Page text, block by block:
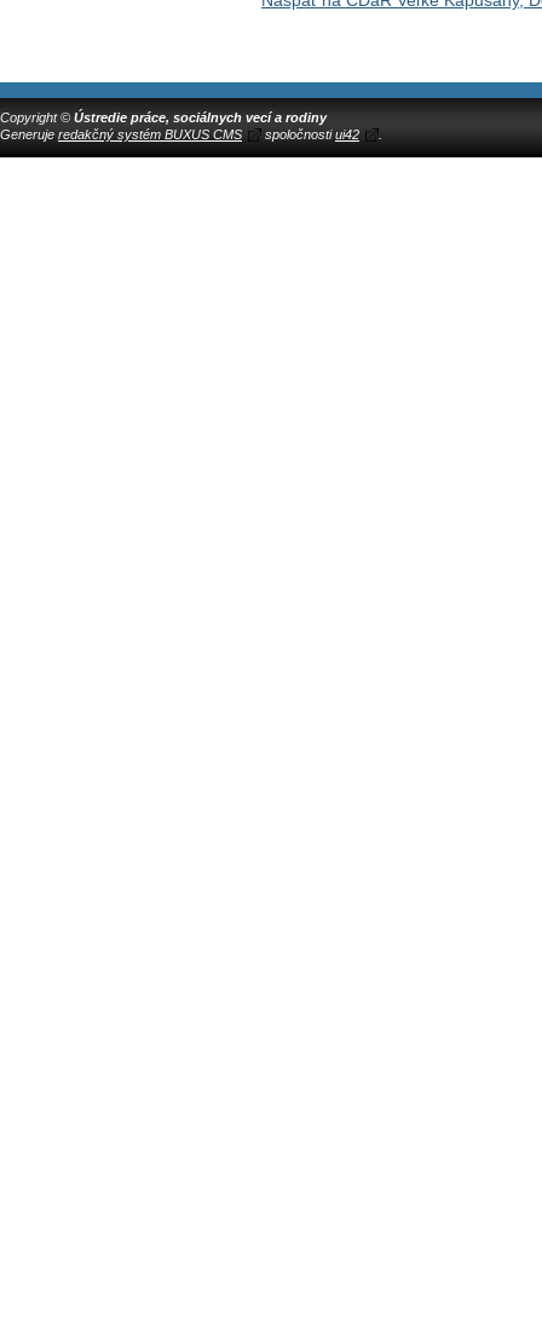
Copyright © Ústredie práce, sociálnych vecí a rodiny
Generuje redakčný systém BUXUS CMS spoločnostiui42